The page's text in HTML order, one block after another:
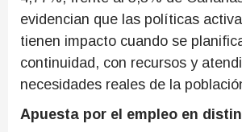
evidencian que las políticas
tienen impacto cuando se
continuidad, con recursos y
necesidades reales de la
Apuesta por el empleo en